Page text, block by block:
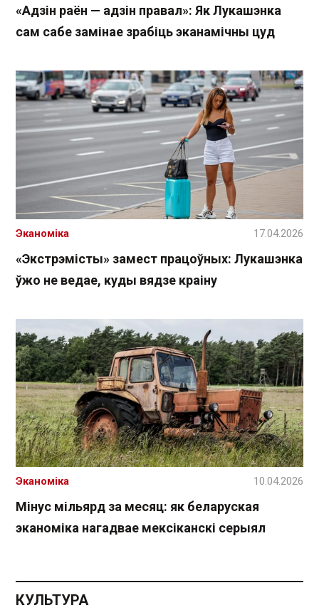
«Адзін раён — адзін правал»: Як Лукашэнка
сам сабе замінае зрабіць эканамічны цуд
«Экстрэмісты» замест працоўных: Лукашэнка
ўжо не ведае, куды вядзе краіну
Эканоміка 17.04.2026
Мінус мільярд за месяц: як беларуская
эканоміка нагадвае мексіканскі серыял
Эканоміка 10.04.2026
КУЛЬТУРА